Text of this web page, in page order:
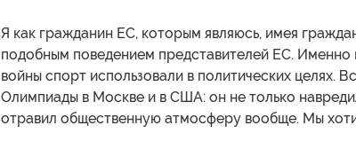
Я как гражданин ЕС, которым являюсь, имея
подобным поведением представителей ЕС. Именно
войны спорт использовали в политических целях.
Олимпиады в Москве и в США: он не только
отравил общественную атмосферу вообще. Мы